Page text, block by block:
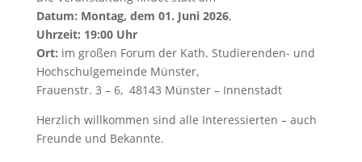
Datum: Montag, dem 01. Juni 2026,
Uhrzeit: 19:00 Uhr
Ort: im großen Forum der Kath. Studierenden- und
Hochschulgemeinde Münster,
Frauenstr. 3 – 6, 48143 Münster – Innenstadt
Herzlich willkommen sind alle Interessierten – auch
Freunde und Bekannte.